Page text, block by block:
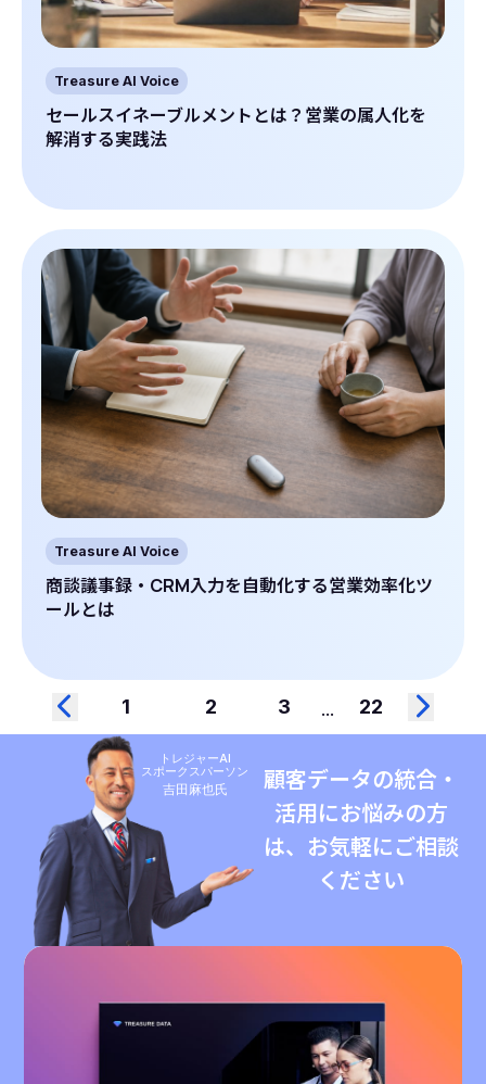
Treasure AI Voice
セールスイネーブルメントとは？営業の属人化を
解消する実践法
Treasure AI Voice
商談議事録・CRM入力を自動化する営業効率化ツ
ールとは
1 2 3 ... 22
トレジャーAI
スポークスパーソン
吉田麻也氏
顧客データの統合・
活用にお悩みの方
は、お気軽にご相談
ください